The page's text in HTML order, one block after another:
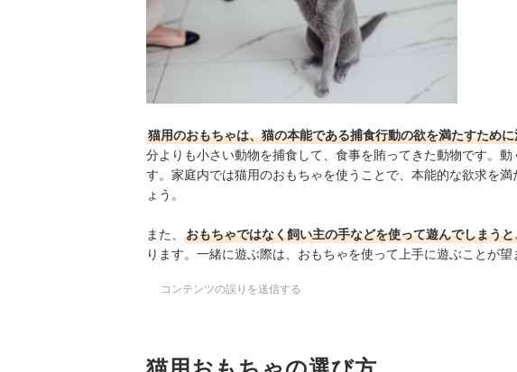
年齢に合ったおもちゃ選びも重要！子猫用はこちら
猫用おもちゃの売れ筋ランキングもチェック！
猫用のおもちゃは、猫の本能である捕食行動の欲を満たすため
分よりも小さい動物を捕食して、食事を賄ってきた動物です。
す。 家庭内では猫用のおもちゃを使うことで、本能的な欲求を
ょう。
また、 おもちゃではなく飼い主の手などを使って遊んでしまう
ります。一緒に遊ぶ際は、おもちゃを使って上手に遊ぶことが望
コンテンツの誤りを送信する